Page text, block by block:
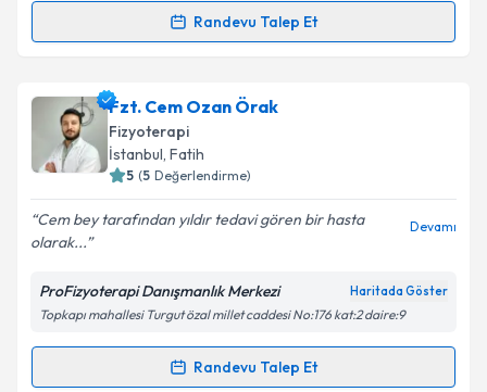
Randevu Talep Et
Randevu Takvimi Talebi
Fzt. Yağmur Anaçiçin randevu takvimi talebi
oluşturun. Size bu uzmandan randevu almanız için bir
takvim hazırlandığında e-posta ile bilgilendireceğiz.
Kişisel verilerimin işlenmesine ilişkin
Aydınlatma
Metni'ni okudum ve kişisel verilerimin belirtilen
kapsamda işlenmesini kabul ediyorum.
Fzt. Cem Ozan Örak
Fizyoterapi
İstanbul, Fatih
5 (5 Değerlendirme)
Cem bey tarafından yıldır tedavi gören bir hasta
olarak...
Devamı
ProFizyoterapi Danışmanlık Merkezi Haritada Göster
Topkapı mahallesi Turgut özal millet caddesi No:176 kat:2 daire:9
Randevu Talep Et
Randevu Takvimi Talebi